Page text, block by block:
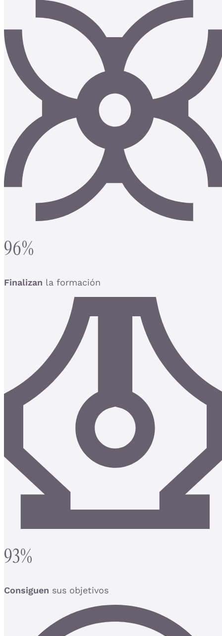
96%
Finalizan la formación
93%
Consiguen sus objetivos